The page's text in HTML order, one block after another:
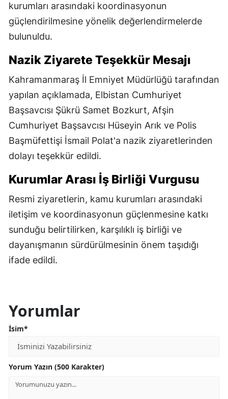
kurumları arasındaki koordinasyonun
güçlendirilmesine yönelik değerlendirmelerde
bulunuldu.
Nazik Ziyarete Teşekkür Mesajı
Kahramanmaraş İl Emniyet Müdürlüğü tarafından
yapılan açıklamada, Elbistan Cumhuriyet
Başsavcısı Şükrü Samet Bozkurt, Afşin
Cumhuriyet Başsavcısı Hüseyin Arık ve Polis
Başmüfettişi İsmail Polat'a nazik ziyaretlerinden
dolayı teşekkür edildi.
Kurumlar Arası İş Birliği Vurgusu
Resmi ziyaretlerin, kamu kurumları arasındaki
iletişim ve koordinasyonun güçlenmesine katkı
sunduğu belirtilirken, karşılıklı iş birliği ve
dayanışmanın sürdürülmesinin önem taşıdığı
ifade edildi.
Yorumlar
İsim*
Yorum Yazın (500 Karakter)